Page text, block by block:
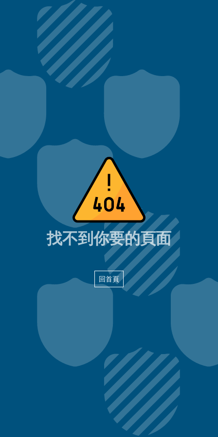
404頁面
找不到你要的頁面
回首頁